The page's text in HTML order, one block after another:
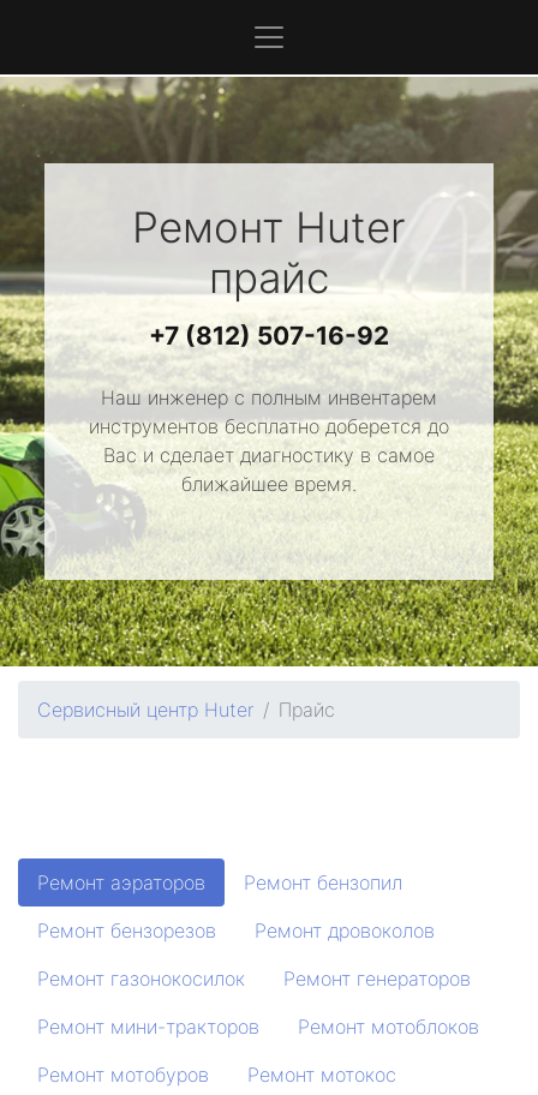
Ремонт Huter
прайс
+7 (812) 507-16-92
Наш инженер с полным инвентарем
инструментов бесплатно доберется до
Вас и сделает диагностику в самое
ближайшее время.
Сервисный центр Huter Прайс
Ремонт аэраторов
Ремонт бензопил
Ремонт бензорезов
Ремонт дровоколов
Ремонт газонокосилок
Ремонт генераторов
Ремонт мини-тракторов
Ремонт мотоблоков
Ремонт мотобуров
Ремонт мотокос